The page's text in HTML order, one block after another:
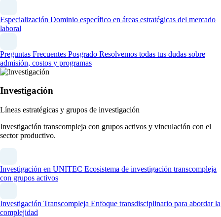
Especialización Dominio específico en áreas estratégicas del mercado
laboral
Preguntas Frecuentes Posgrado Resolvemos todas tus dudas sobre
admisión, costos y programas
Investigación
Líneas estratégicas y grupos de investigación
Investigación transcompleja con grupos activos y vinculación con el
sector productivo.
Investigación en UNITEC Ecosistema de investigación transcompleja
con grupos activos
Investigación Transcompleja Enfoque transdisciplinario para abordar la
complejidad